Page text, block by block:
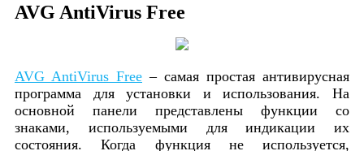
AVG AntiVirus Free
AVG AntiVirus Free – самая простая антивирусная
программа для установки и использования. На
основной панели представлены функции со
знаками, используемыми для индикации их
состояния. Когда функция не используется,